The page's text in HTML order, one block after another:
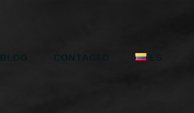
BLOG CONTACTO ES